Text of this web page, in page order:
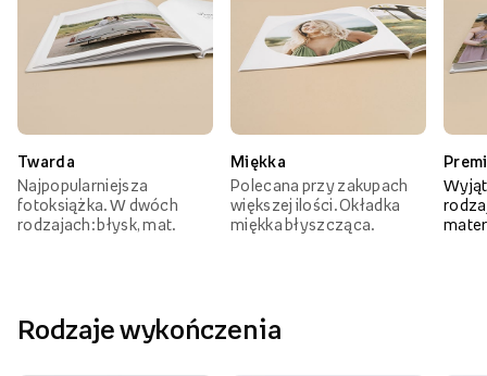
Twarda
Najpopularniejsza
fotoksiążka. W dwóch
rodzajach: błysk, mat.
Miękka
Polecana przy zakupach
większej ilości. Okładka
miękka błyszcząca.
Rodzaje wykończenia